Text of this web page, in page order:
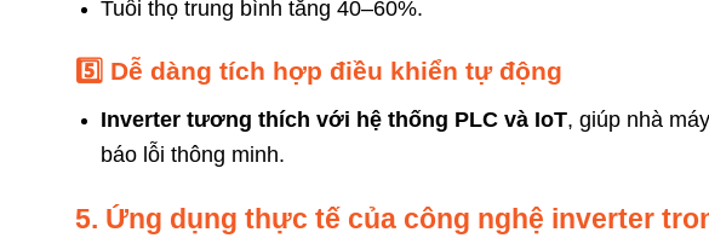
Tuổi thọ trung bình tăng 40–60%.
5️⃣ Dễ dàng tích hợp điều khiển tự động
Inverter tương thích với hệ thống PLC và IoT, giúp nhà máy
báo lỗi thông minh.
5. Ứng dụng thực tế của công nghệ inverter